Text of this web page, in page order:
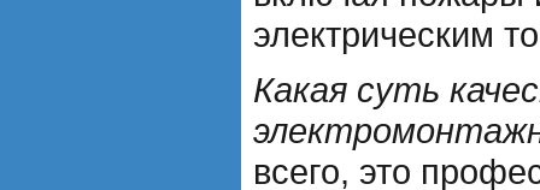
электрическим
Какая суть
всего, это